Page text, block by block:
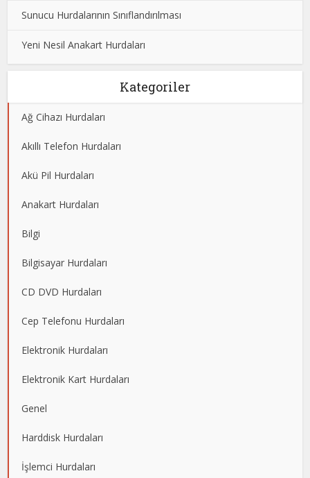
Sunucu Hurdalarının Sınıflandırılması
Yeni Nesil Anakart Hurdaları
Kategoriler
Ağ Cihazı Hurdaları
Akıllı Telefon Hurdaları
Akü Pil Hurdaları
Anakart Hurdaları
Bilgi
Bilgisayar Hurdaları
CD DVD Hurdaları
Cep Telefonu Hurdaları
Elektronik Hurdaları
Elektronik Kart Hurdaları
Genel
Harddisk Hurdaları
İşlemci Hurdaları